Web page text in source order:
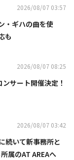
2026/08/07 03:57
・ギハの曲を使
も
2026/08/07 08:25
サート開催決定！
2026/08/07 03:42
続いて新事務所と
属のAT AREAへ